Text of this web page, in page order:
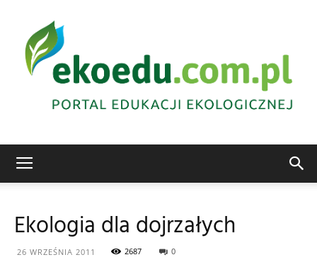
ekologiczna
Ekologia dla dojrzałych
26 WRZEŚNIA 2011 2687 0